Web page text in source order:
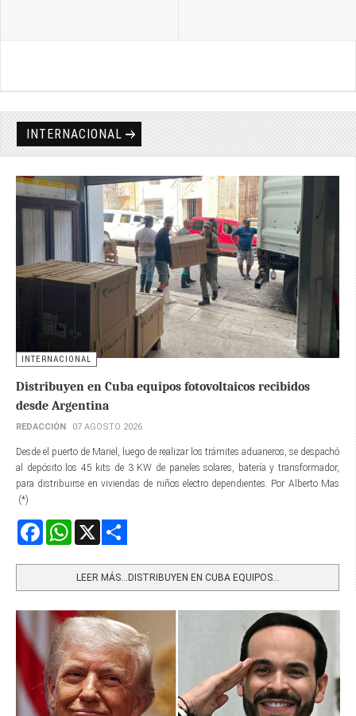
INTERNACIONAL
INTERNACIONAL
Distribuyen en Cuba equipos fotovoltaicos recibidos
desde Argentina
REDACCIÓN 07 AGOSTO 2026
Desde el puerto de Mariel, luego de realizar los trámites aduaneros, se despachó
al depósito los 45 kits de 3 KW de paneles solares, batería y transformador,
para distribuirse en viviendas de niños electro dependientes. Por Alberto Mas
(*)
FacebookWhatsApp
LEER MÁS…DISTRIBUYEN EN CUBA EQUIPOS...